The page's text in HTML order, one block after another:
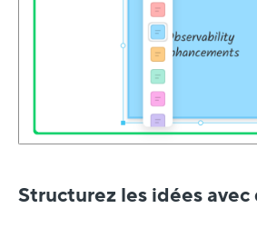
Structurez les idées avec